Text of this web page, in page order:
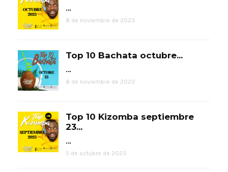
…
8 de noviembre de 2023
Top 10 Bachata octubre...
…
8 de noviembre de 2023
Top 10 Kizomba septiembre
23...
…
5 de octubre de 2023